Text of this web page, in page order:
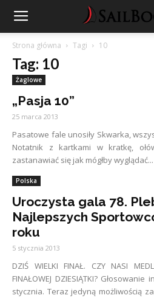
Strona główna Tagi 10
Tag: 10
Żaglowe
„Pasja 10”
25 marca 2013
Pasatowe fale unosiły Skwarka,
Notatnik z kartkami w kratkę,
zastanawiać się jak mógłby wyglądać...
Polska
Uroczysta gala 78.
Najlepszych
roku
5 stycznia 2013
DZIŚ WIELKI FINAŁ. CZY NASI
FINAŁOWEJ DZIESIĄTKI?
stycznia. Teraz jedyną możliwością